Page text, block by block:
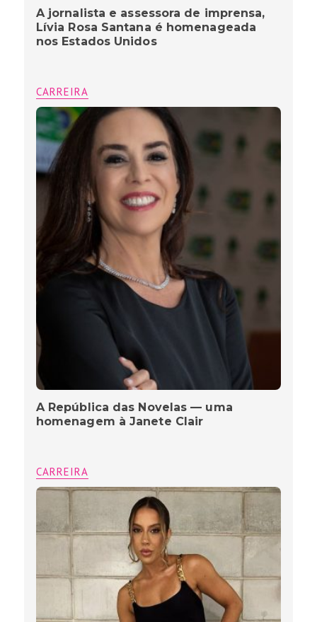
A jornalista e assessora de imprensa,
Lívia Rosa Santana é homenageada
nos Estados Unidos
CARREIRA
A República das Novelas — uma
homenagem à Janete Clair
CARREIRA